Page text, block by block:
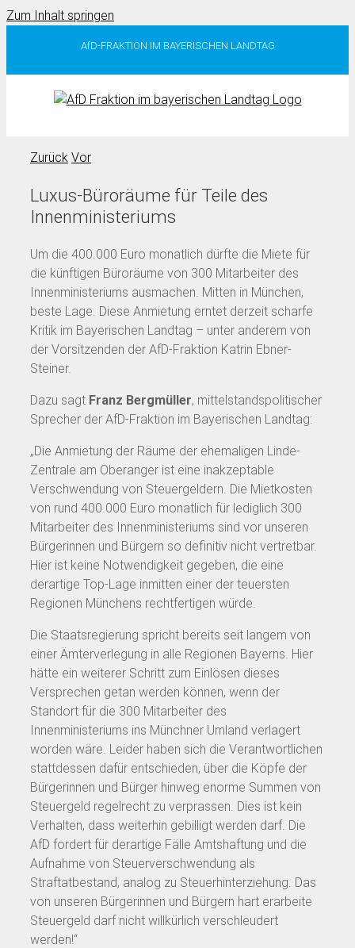
Zum Inhalt springen
AfD-FRAKTION IM BAYERISCHEN LANDTAG
Zurück Vor
Luxus-Büroräume für Teile des
Innenministeriums
Um die 400.000 Euro monatlich dürfte die Miete für
die künftigen Büroräume von 300 Mitarbeiter des
Innenministeriums ausmachen. Mitten in München,
beste Lage. Diese Anmietung erntet derzeit scharfe
Kritik im Bayerischen Landtag – unter anderem von
der Vorsitzenden der AfD-Fraktion Katrin Ebner-
Steiner.
Dazu sagt Franz Bergmüller, mittelstandspolitischer
Sprecher der AfD-Fraktion im Bayerischen Landtag:
„Die Anmietung der Räume der ehemaligen Linde-
Zentrale am Oberanger ist eine inakzeptable
Verschwendung von Steuergeldern. Die Mietkosten
von rund 400.000 Euro monatlich für lediglich 300
Mitarbeiter des Innenministeriums sind vor unseren
Bürgerinnen und Bürgern so definitiv nicht vertretbar.
Hier ist keine Notwendigkeit gegeben, die eine
derartige Top-Lage inmitten einer der teuersten
Regionen Münchens rechtfertigen würde.
Die Staatsregierung spricht bereits seit langem von
einer Ämterverlegung in alle Regionen Bayerns. Hier
hätte ein weiterer Schritt zum Einlösen dieses
Versprechen getan werden können, wenn der
Standort für die 300 Mitarbeiter des
Innenministeriums ins Münchner Umland verlagert
worden wäre. Leider haben sich die Verantwortlichen
stattdessen dafür entschieden, über die Köpfe der
Bürgerinnen und Bürger hinweg enorme Summen von
Steuergeld regelrecht zu verprassen. Dies ist kein
Verhalten, dass weiterhin gebilligt werden darf. Die
AfD fordert für derartige Fälle Amtshaftung und die
Aufnahme von Steuerverschwendung als
Straftatbestand, analog zu Steuerhinterziehung. Das
von unseren Bürgerinnen und Bürgern hart erarbeite
Steuergeld darf nicht willkürlich verschleudert
werden!“